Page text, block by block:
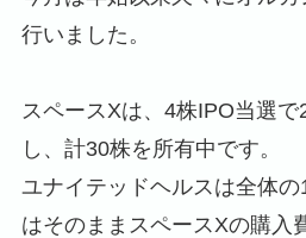
行いました。
スペースXは、4株IPO当選
し、計30株を所有中です。
ユナイテッドヘルスは全体
はそのままスペースXの購入